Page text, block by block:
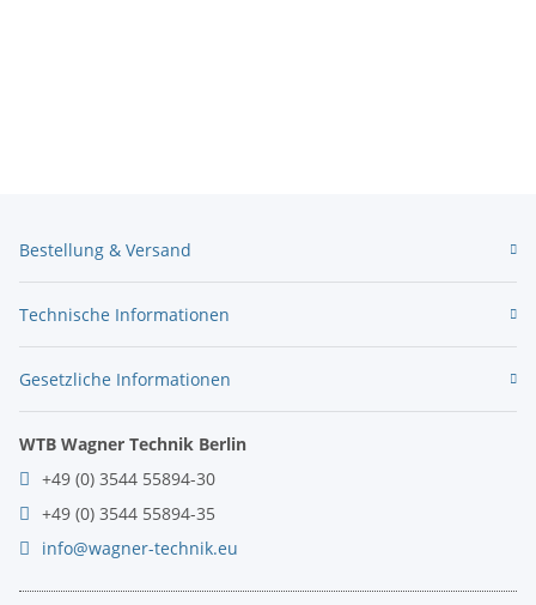
Bestellung & Versand
Technische Informationen
Gesetzliche Informationen
WTB Wagner Technik Berlin
+49 (0) 3544 55894-30
+49 (0) 3544 55894-35
info@wagner-technik.eu